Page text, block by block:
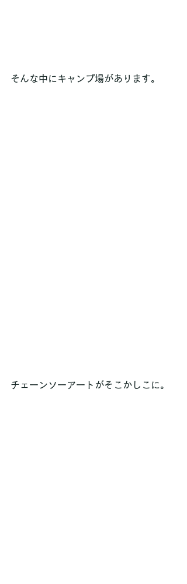
そんな中にキャンプ場があります。
チェーンソーアートがそこかしこに。